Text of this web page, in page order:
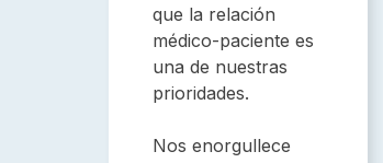
que la relación
médico-paciente es
una de nuestras
prioridades.
Nos enorgullece